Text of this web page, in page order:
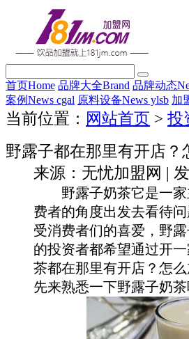
首页Home 品牌大全Brand 品牌动态
案例News cgal 原料设备News ylsb 加
当前位置： 网站首页 > 投
野露子都在那里有开店？
来源：无忧加盟网 |
野露子奶茶它是一家
费者的角度出发去看待
受消费者们的喜爱，野
的投资者都希望通过开
茶都在那里有开店？怎
先来熟悉一下野露子奶茶